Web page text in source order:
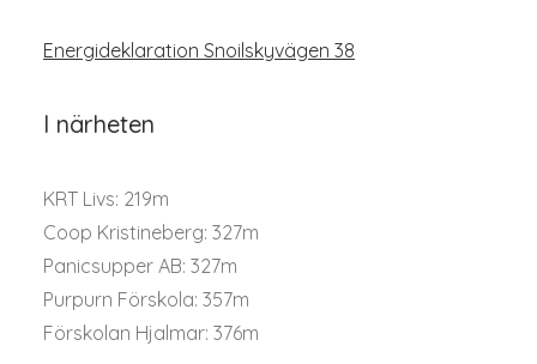
Energideklaration Snoilskyvägen 38
I närheten
KRT Livs: 219m
Coop Kristineberg: 327m
Panicsupper AB: 327m
Purpurn Förskola: 357m
Förskolan Hjalmar: 376m